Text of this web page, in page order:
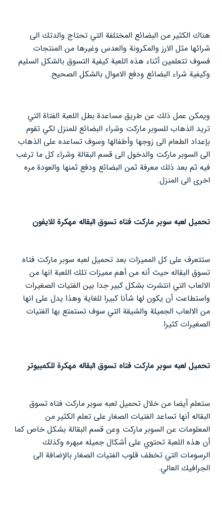
هناك الكثير من البضائع المختلفة التي تحتاج والدتك الى
شرائها مثل الارز والمكرونة والعدس وغيرها من المنتجات
فسوف تتعلمين أثناء هذه اللعبة كيفية التسوق بالشكل السليم
وكيفية شراء البضائع ودفع الاموال بالشكل الصحيح.
ويمكن عمل ذلك عن طريق مساعدة بطل اللعبة الفتاة التي
تريد الذهاب للسوبر ماركت وشراء البضائع للمنزل لكي تقوم
بإعداد الطعام الى زوجها وأطفالها وسوف تساعده على الذهاب
الى السوبر ماركت والدخول الى قسم البقالة وشراء كل ما ترغب
فيه ثم بعد ذلك معرفة ثمن البضائع ودفع ثمنها والعودة مره
اخرى الى المنزل.
تحميل لعبه سوبر ماركت فتاه تسوق البقاله مهكرة للايفون
ستتعرف على كل المميزات بعد تحميل لعبه سوبر ماركت فتاه
تسوق البقاله حيث أنه من أهم مميزات تلك اللعبة انها من
الالعاب التي انتشرت بشكل كبير جدا بين الفتيات الصغيرات
واستطاعت أن يكون لها شأنا كبيرا للغاية وهذا يدل على انها
من الالعاب الجميلة والشيقة التي سوف تستمتع بها الفتيات
الصغيرات كثيرا.
تحميل لعبه سوبر ماركت فتاه تسوق البقاله مهكرة للكمبيوتر
ستعلم أيضا من خلال تحميل لعبه سوبر ماركت فتاه تسوق
البقاله أنها تساعد الفتيات الصغار على تعلم الكثير من
المعلومات عن السوبر ماركت وعن قسم البقالة بشكل خاص كما
أن هذه اللعبة تحتوي على أشكال جميله مبهره وكذلك
الرسومات التي تخطف قلوب الفتيات الصغار بالإضافة الى
الجرافيك العالي.